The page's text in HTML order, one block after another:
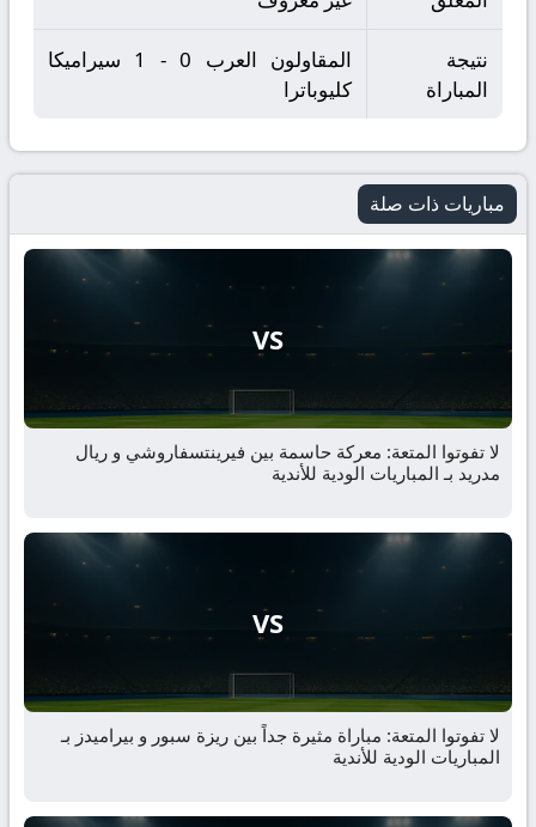
نتيجة
المباراة
المقاولون العرب 0 - 1 سيراميكا
كليوباترا
مباريات ذات صلة
VS
لا تفوتوا المتعة: معركة حاسمة بين فيرينتسفاروشي و ريال
مدريد بـ المباريات الودية للأندية
VS
لا تفوتوا المتعة: مباراة مثيرة جداً بين ريزة سبور و بيراميدز بـ
المباريات الودية للأندية